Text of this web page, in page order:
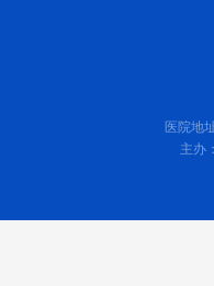
医院地
主办